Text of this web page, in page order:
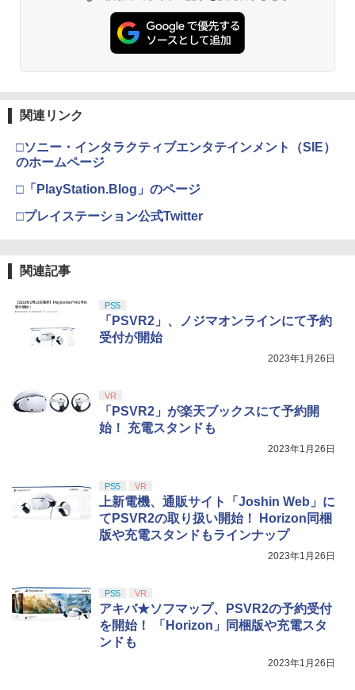
関連リンク
□ソニー・インタラクティブエンタテインメント（SIE）
のホームページ
□「PlayStation.Blog」のページ
□プレイステーション公式Twitter
関連記事
PS5
「PSVR2」、ノジマオンラインにて予約
受付が開始
2023年1月26日
VR
「PSVR2」が楽天ブックスにて予約開
始！ 充電スタンドも
2023年1月26日
PS5 VR
上新電機、通販サイト「Joshin Web」に
てPSVR2の取り扱い開始！ Horizon同梱
版や充電スタンドもラインナップ
2023年1月26日
PS5 VR
アキバ★ソフマップ、PSVR2の予約受付
を開始！ 「Horizon」同梱版や充電スタ
ンドも
2023年1月26日